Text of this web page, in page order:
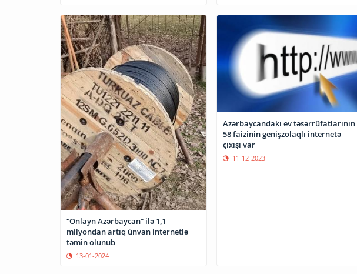
“Onlayn Azərbaycan” ilə 1,1
milyondan artıq ünvan internetlə
təmin olunub
13-01-2024
Azərbaycandakı ev təsərrüfatlarının
58 faizinin genişzolaqlı internetə
çıxışı var
11-12-2023